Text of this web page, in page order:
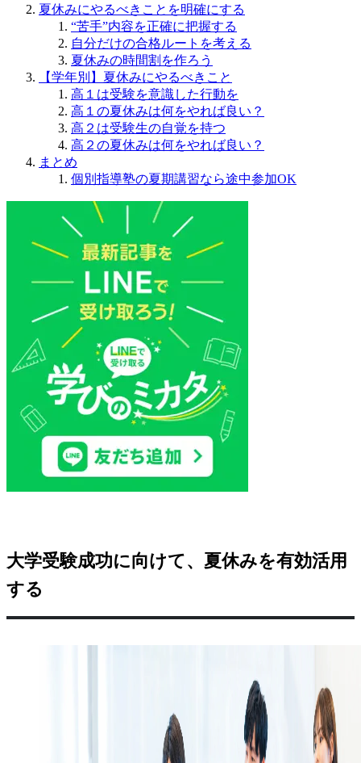
夏休みにやるべきことを明確にする
“苦手”内容を正確に把握する
自分だけの合格ルートを考える
夏休みの時間割を作ろう
【学年別】夏休みにやるべきこと
高１は受験を意識した行動を
高１の夏休みは何をやれば良い？
高２は受験生の自覚を持つ
高２の夏休みは何をやれば良い？
まとめ
個別指導塾の夏期講習なら途中参加OK
大学受験成功に向けて、夏休みを有効活用
する